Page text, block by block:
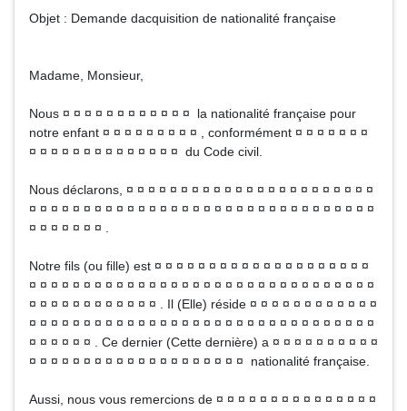
Objet : Demande dacquisition de nationalité française
Madame, Monsieur,
Nous ¤ ¤ ¤ ¤ ¤ ¤ ¤ ¤ ¤ ¤ ¤ ¤ la nationalité française pour
notre enfant ¤ ¤ ¤ ¤ ¤ ¤ ¤ ¤ ¤ , conformément ¤ ¤ ¤ ¤ ¤ ¤ ¤
¤ ¤ ¤ ¤ ¤ ¤ ¤ ¤ ¤ ¤ ¤ ¤ ¤ ¤ du Code civil.
Nous déclarons, ¤ ¤ ¤ ¤ ¤ ¤ ¤ ¤ ¤ ¤ ¤ ¤ ¤ ¤ ¤ ¤ ¤ ¤ ¤ ¤ ¤ ¤ ¤
¤ ¤ ¤ ¤ ¤ ¤ ¤ ¤ ¤ ¤ ¤ ¤ ¤ ¤ ¤ ¤ ¤ ¤ ¤ ¤ ¤ ¤ ¤ ¤ ¤ ¤ ¤ ¤ ¤ ¤ ¤ ¤
¤ ¤ ¤ ¤ ¤ ¤ ¤ .
Notre fils (ou fille) est ¤ ¤ ¤ ¤ ¤ ¤ ¤ ¤ ¤ ¤ ¤ ¤ ¤ ¤ ¤ ¤ ¤ ¤ ¤ ¤
¤ ¤ ¤ ¤ ¤ ¤ ¤ ¤ ¤ ¤ ¤ ¤ ¤ ¤ ¤ ¤ ¤ ¤ ¤ ¤ ¤ ¤ ¤ ¤ ¤ ¤ ¤ ¤ ¤ ¤ ¤ ¤
¤ ¤ ¤ ¤ ¤ ¤ ¤ ¤ ¤ ¤ ¤ ¤ . Il (Elle) réside ¤ ¤ ¤ ¤ ¤ ¤ ¤ ¤ ¤ ¤ ¤ ¤
¤ ¤ ¤ ¤ ¤ ¤ ¤ ¤ ¤ ¤ ¤ ¤ ¤ ¤ ¤ ¤ ¤ ¤ ¤ ¤ ¤ ¤ ¤ ¤ ¤ ¤ ¤ ¤ ¤ ¤ ¤ ¤
¤ ¤ ¤ ¤ ¤ ¤ . Ce dernier (Cette dernière) a ¤ ¤ ¤ ¤ ¤ ¤ ¤ ¤ ¤ ¤
¤ ¤ ¤ ¤ ¤ ¤ ¤ ¤ ¤ ¤ ¤ ¤ ¤ ¤ ¤ ¤ ¤ ¤ ¤ ¤ nationalité française.
Aussi, nous vous remercions de ¤ ¤ ¤ ¤ ¤ ¤ ¤ ¤ ¤ ¤ ¤ ¤ ¤ ¤ ¤